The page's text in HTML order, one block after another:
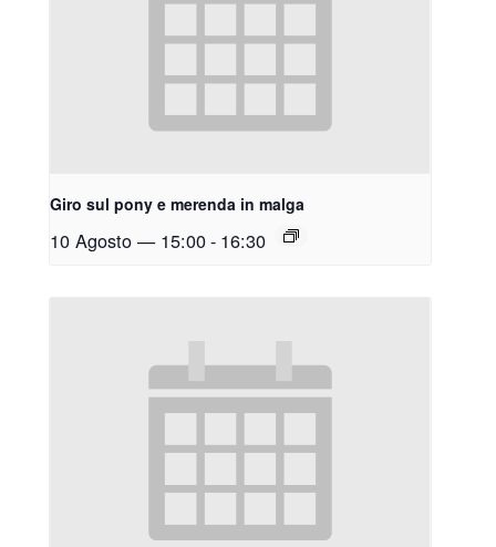
Giro sul pony e merenda in malga
10 Agosto — 15:00- 16:30